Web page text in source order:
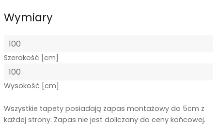
Wymiary
Szerokość [cm]
Wysokość [cm]
Wszystkie tapety posiadają zapas montażowy do 5cm z
każdej strony. Zapas nie jest doliczany do ceny końcowej.